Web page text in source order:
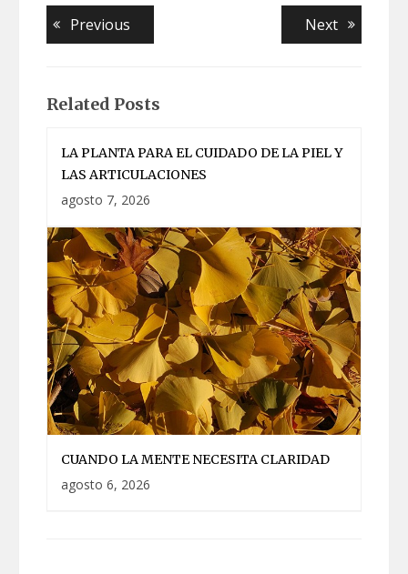
Navegación
de
Previous NextNext
Related Posts
LA PLANTA PARA EL CUIDADO DE LA PIEL Y
LAS ARTICULACIONES
agosto 7, 2026
CUANDO LA MENTE NECESITA CLARIDAD
agosto 6, 2026